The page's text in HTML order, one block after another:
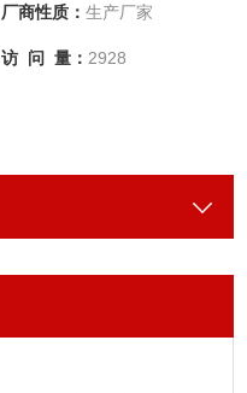
厂商性质： 生产厂家
访 问 量： 2928